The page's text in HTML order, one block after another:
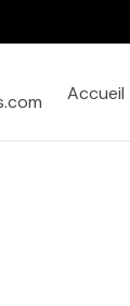
Accueil